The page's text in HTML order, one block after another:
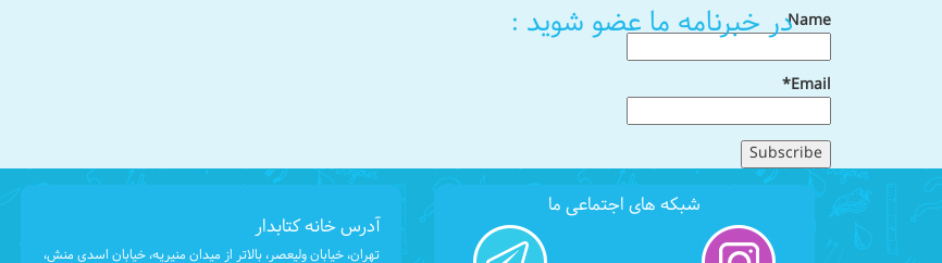
در خبرنامه ما عضو شوید :Name
Email*
شبکه های اجتماعی ما
آدرس خانه کتابدار
تهران، خیابان ولیعصر، بالاتر از میدان منیریه، خیابان اسدی منش،